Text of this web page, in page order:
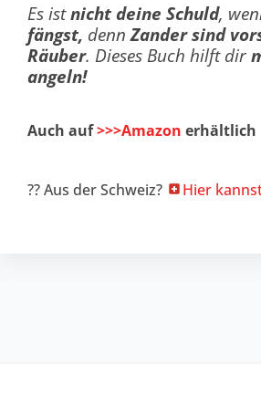
Es istnicht deine Schuld,
fängst, dennZander sind
Räuber. Dieses Buch hilft dir
angeln!
Auch auf>>>Amazon erhältlich
?? Aus der Schweiz? Hier